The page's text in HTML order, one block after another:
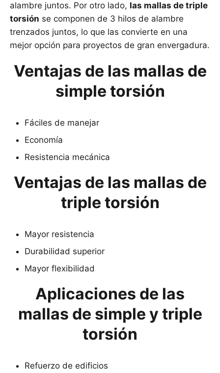
alambre juntos. Por otro lado, las mallas de triple
torsión se componen de 3 hilos de alambre
trenzados juntos, lo que las convierte en una
mejor opción para proyectos de gran envergadura.
Ventajas de las mallas de
simple torsión
Fáciles de manejar
Economía
Resistencia mecánica
Ventajas de las mallas de
triple torsión
Mayor resistencia
Durabilidad superior
Mayor flexibilidad
Aplicaciones de las
mallas de simple y triple
torsión
Refuerzo de edificios